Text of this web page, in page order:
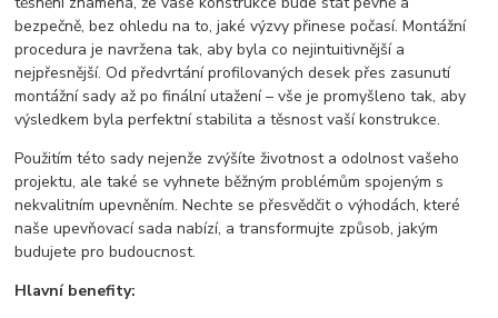
bezpečně, bez ohledu na to, jaké výzvy přinese počasí. Montážní
procedura je navržena tak, aby byla co nejintuitivnější a
nejpřesnější. Od předvrtání profilovaných desek přes zasunutí
montážní sady až po finální utažení – vše je promyšleno tak, aby
výsledkem byla perfektní stabilita a těsnost vaší konstrukce.
Použitím této sady nejenže zvýšíte životnost a odolnost vašeho
projektu, ale také se vyhnete běžným problémům spojeným s
nekvalitním upevněním. Nechte se přesvědčit o výhodách, které
naše upevňovací sada nabízí, a transformujte způsob, jakým
budujete pro budoucnost.
Hlavní benefity: